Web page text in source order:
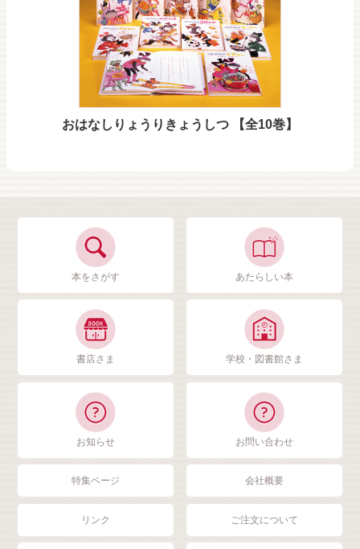
おはなしりょうりきょうしつ 【全10巻】
本をさがす あたらしい本
書店さま 学校・図書館さま
お知らせ お問い合わせ
特集ページ 会社概要
リンク ご注文について